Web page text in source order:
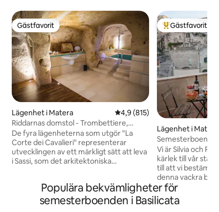
Gästfavorit
Gästfavorit
Lägenhet i Matera 4,9 av 5 i genomsnittligt
4,9 (815)
Riddarnas domstol - Trombettiere,
Matera
De fyra lägenheterna som utgör "La
Corte dei Cavalieri" representerar
utvecklingen av ett märkligt sätt att leva
i Sassi, som det arkitektoniska
genomfört och noggrant
renoveringsarbete har förvandlat detta
gamla bostadskomplex till moderna,
Populär
Gästfavorit
Lägenhet i Matera
Semesterboende
Vi är Silvia och
kärlek till vår
till att vi
denna vackra
att omge oss
världen eftersom
kulturella och
Populära bekvämligheter för
semesterboenden i Basilicata